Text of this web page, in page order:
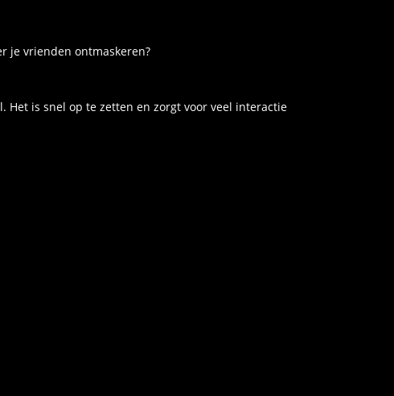
je vrienden ontmaskeren?
Het is snel op te zetten en zorgt voor veel interactie